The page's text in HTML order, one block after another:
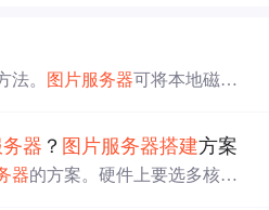
法。 图片服务器可将本地磁盘
文件等，最后给出通过浏览器
务器 ？ 图片服务器搭建方案
器的方案。硬件上要选多核处